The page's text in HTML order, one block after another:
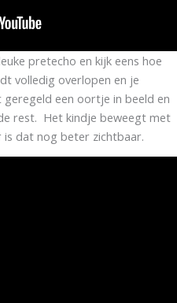
pretecho en kijk eens hoe
volledig overlopen en je
geregeld een oortje in beeld en
rest. Het kindje beweegt met
dat nog beter zichtbaar.